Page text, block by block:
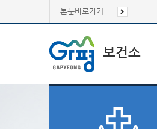
본문바로가기
보건소